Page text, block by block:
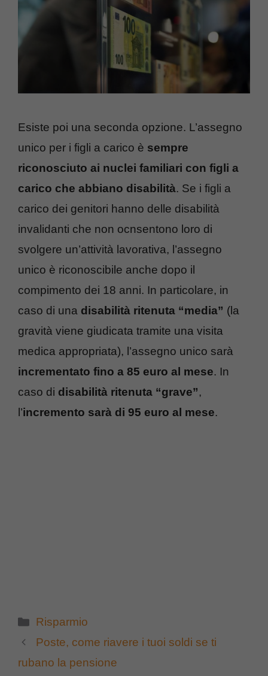
Esiste poi una seconda opzione. L’assegno
unico per i figli a carico è sempre
riconosciuto ai nuclei familiari con figli a
carico che abbiano disabilità. Se i figli a
carico dei genitori hanno delle disabilità
invalidanti che non ocnsentono loro di
svolgere un’attività lavorativa, l’assegno
unico è riconoscibile anche dopo il
compimento dei 18 anni. In particolare, in
caso di una disabilità ritenuta “media” (la
gravità viene giudicata tramite una visita
medica appropriata), l’assegno unico sarà
incrementato fino a 85 euro al mese. In
caso di disabilità ritenuta “grave”,
l’incremento sarà di 95 euro al mese.
Categorie
Risparmio
Poste, come riavere i tuoi soldi se ti
rubano la pensione